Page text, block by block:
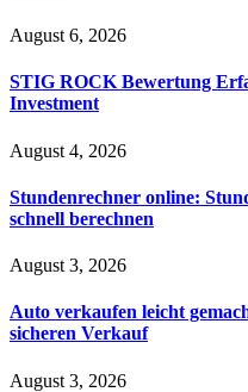
August 6, 2026
STIG ROCK Bewertung
Investment
August 4, 2026
Stundenrechner online:
schnell berechnen
August 3, 2026
Auto verkaufen leicht
sicheren Verkauf
August 3, 2026